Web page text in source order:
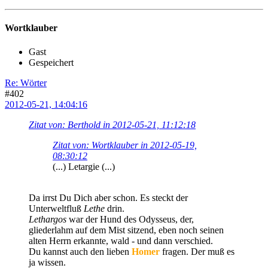
Wortklauber
Gast
Gespeichert
Re: Wörter
#402
2012-05-21, 14:04:16
Zitat von: Berthold in 2012-05-21, 11:12:18
Zitat von: Wortklauber in 2012-05-19,
08:30:12
(...) Letargie (...)
Da irrst Du Dich aber schon. Es steckt der
Unterweltfluß Lethe drin.
Lethargos war der Hund des Odysseus, der,
gliederlahm auf dem Mist sitzend, eben noch seinen
alten Herrn erkannte, wald - und dann verschied.
Du kannst auch den lieben Homer fragen. Der muß es
ja wissen.